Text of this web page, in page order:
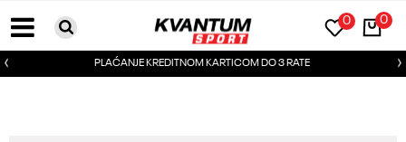
0
0
PLAĆANJE KREDITNOM KARTICOM DO 3 RATE